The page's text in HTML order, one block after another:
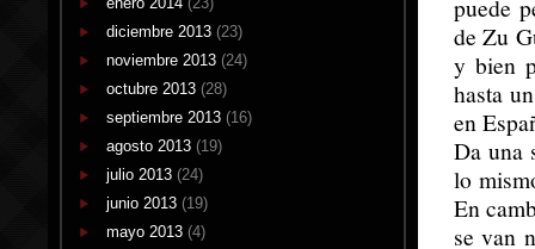
diciembre 2013 (23)
noviembre 2013 (24)
octubre 2013 (28)
septiembre 2013 (16)
agosto 2013 (19)
julio 2013 (24)
junio 2013 (19)
mayo 2013 (4)
puede
de Zu
y bien
hasta
en
Da una
lo
En
se van